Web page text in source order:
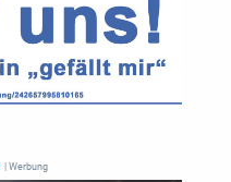
| Werbung